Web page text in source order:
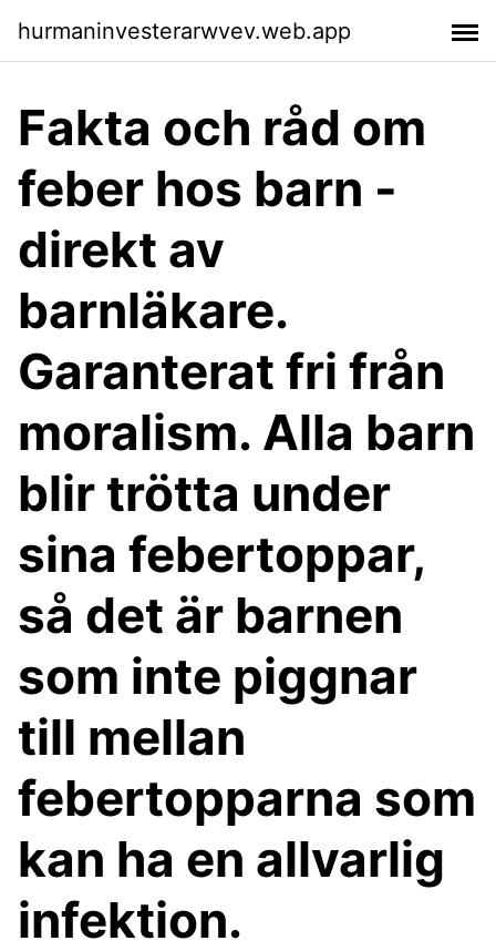
hurmaninvesterarwvev.web.app
Fakta och råd om
feber hos barn -
direkt av
barnläkare.
Garanterat fri från
moralism. Alla barn
blir trötta under
sina febertoppar,
så det är barnen
som inte piggnar
till mellan
febertopparna som
kan ha en allvarlig
infektion.